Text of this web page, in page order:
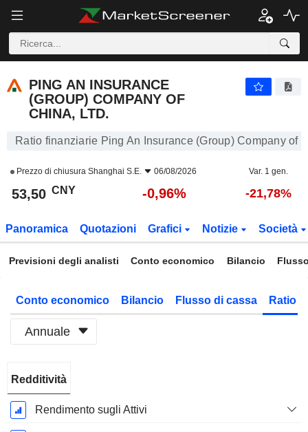
PING AN INSURANCE
(GROUP) COMPANY OF
CHINA, LTD.
Ratio finanziarie Ping An Insurance (Group) Company of
Prezzo di chiusura Shanghai S.E. 06/08/2026 Var. 1 gen.
53,50 CNY -0,96% -21,78%
Panoramica Quotazioni Grafici Notizie Società
Previsioni degli analisti Conto economico Bilancio
Conto economico Bilancio Flusso di cassa Ratio
Annuale
Fiscale:
Dicembre
Redditività
Rendimento sugli Attivi